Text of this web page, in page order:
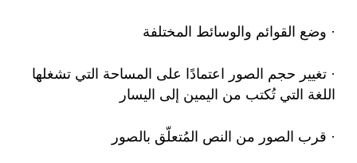
· وضع القوائم والوسائط المختلفة
· تغيير حجم الصور اعتمادًا على المساحة التي تشغلها
اللغة التي تُكتب من اليمين إلى اليسار
· قرب الصور من النص المُتعلّق بالصور